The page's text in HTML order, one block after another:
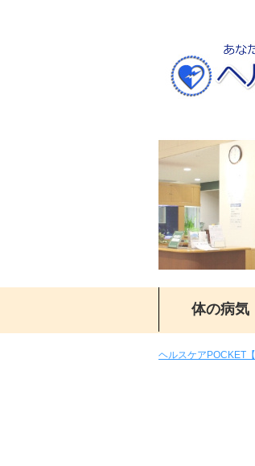
体の病気
ヘルスケアPOCKET